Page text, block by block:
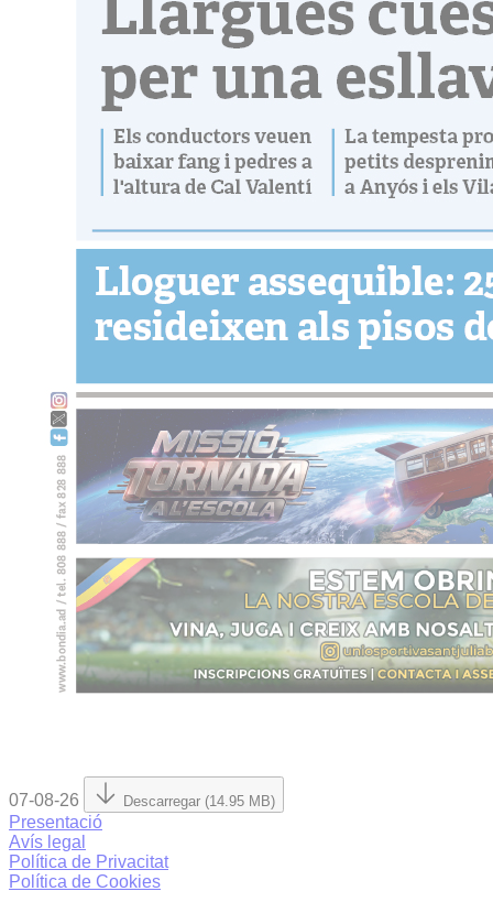
07-08-26 Descarregar (14.95 MB)
Presentació
Avís legal
Política de Privacitat
Política de Cookies